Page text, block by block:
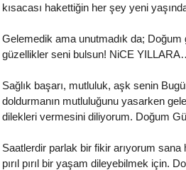
kısacası hakettiğin her şey yeni
Gelemedik ama unutmadık da;
güzellikler seni bulsun! NiCE
Sağlık başarı, mutluluk, aşk senin
doldurmanın mutluluğunu yasarken
dilekleri vermesini diliyorum. Doğum
Saatlerdir parlak bir fikir arıyorum
pırıl pırıl bir yaşam dileyebilmek için.